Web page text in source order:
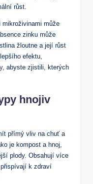
růst.
může
zinku může
žloutne a její růst
efektu,
, abyste zjistili, kterých
hnojiv
přímý vliv na chuť a
je kompost a hnoj,
plody. Obsahují více
k zdraví